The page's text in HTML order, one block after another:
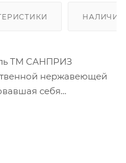
НАЛИЧИЕ
ТМ САНПРИЗ
нержавеющей
себя